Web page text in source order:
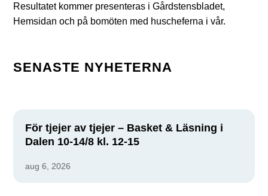
Resultatet kommer presenteras i Gårdstensbladet,
Hemsidan och på bomöten med huscheferna i vår.
SENASTE NYHETERNA
För tjejer av tjejer – Basket & Läsning i
Dalen 10-14/8 kl. 12-15
aug 6, 2026